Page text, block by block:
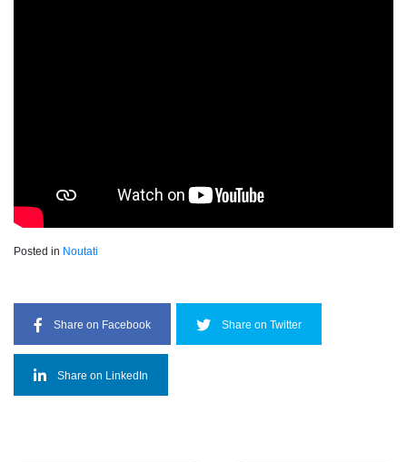
Posted in Noutati
Share on Facebook Share on Twitter
Share on LinkedIn